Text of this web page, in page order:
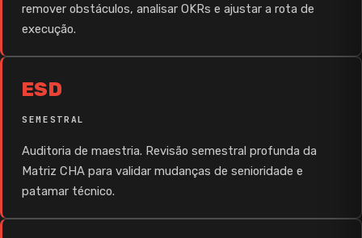
remover obstáculos, analisar OKRs e ajustar a rota de
execução.
ESD
SEMESTRAL
Auditoria de maestria. Revisão semestral profunda da
Matriz CHA para validar mudanças de senioridade e
patamar técnico.